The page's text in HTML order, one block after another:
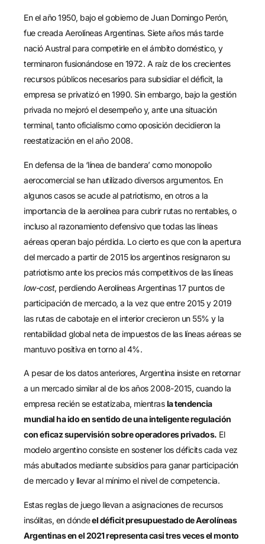
En el año 1950, bajo el gobierno de Juan Domingo Perón,
fue creada Aerolíneas Argentinas. Siete años más tarde
nació Austral para competirle en el ámbito doméstico, y
terminaron fusionándose en 1972. A raíz de los crecientes
recursos públicos necesarios para subsidiar el déficit, la
empresa se privatizó en 1990. Sin embargo, bajo la gestión
privada no mejoró el desempeño y, ante una situación
terminal, tanto oficialismo como oposición decidieron la
reestatización en el año 2008.
En defensa de la ‘línea de bandera’ como monopolio
aerocomercial se han utilizado diversos argumentos. En
algunos casos se acude al patriotismo, en otros a la
importancia de la aerolínea para cubrir rutas no rentables, o
incluso al razonamiento defensivo que todas las líneas
aéreas operan bajo pérdida. Lo cierto es que con la apertura
del mercado a partir de 2015 los argentinos resignaron su
patriotismo ante los precios más competitivos de las líneas
low-cost, perdiendo Aerolíneas Argentinas 17 puntos de
participación de mercado, a la vez que entre 2015 y 2019
las rutas de cabotaje en el interior crecieron un 55% y la
rentabilidad global neta de impuestos de las líneas aéreas se
mantuvo positiva en torno al 4%.
A pesar de los datos anteriores, Argentina insiste en retornar
a un mercado similar al de los años 2008-2015, cuando la
empresa recién se estatizaba, mientrasla tendencia
mundial ha ido en sentido de una inteligente regulación
con eficaz supervisión sobre operadores privados. El
modelo argentino consiste en sostener los déficits cada vez
más abultados mediante subsidios para ganar participación
de mercado y llevar al mínimo el nivel de competencia.
Estas reglas de juego llevan a asignaciones de recursos
insólitas, en dóndeel déficit presupuestado de Aerolíneas
Argentinas en el 2021 representa casi tres veces el monto